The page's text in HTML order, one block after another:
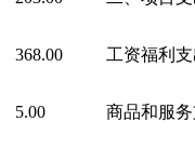
368.00 工资福利
5.00 商品和服